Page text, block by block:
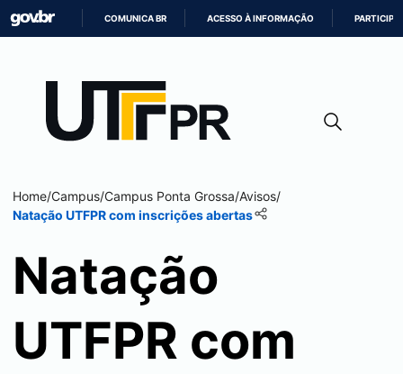
CONTEÚDO
COMUNICA BR ACESSO À INFORMAÇÃO PARTICIPE
Home/Campus/Campus Ponta Grossa/Avisos/
Natação UTFPR com inscrições abertas
Natação
UTFPR com